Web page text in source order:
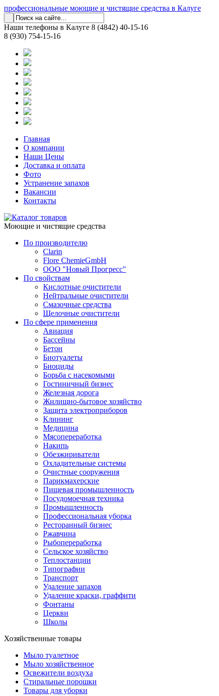
профессиональные моющие и чистящие средства в Калуге
Наши телефоны в Калуге 8 (4842) 40-15-16
8 (930) 754-15-16
Главная
О компании
Наши Цены
Доставка и оплата
Фото
Устранение запахов
Вакансии
Контакты
Моющие и чистящие средства
По производителю
Clarin
Flore ChemieGmbH
ООО "Новый Прогресс"
По свойствам
Кислотные очистители
Нейтральные очистители
Смазочные средства
Щелочные очистители
По сфере применения
Авиация
Бассейны
Бетон
Биотуалеты
Биоциды
Борьба с насекомыми
Гостиничный бизнес
Железная дорога
Жилищно-бытовое хозяйство
Защита электроприборов
Клининг
Медицина
Мясопереработка
Накипь
Обезжириватели
Охладительные системы
Очистные сооружения
Парикмахерские
Пищевая промышленность
Посудомоечная техника
Промышленность
Профессиональная уборка
Ресторанный бизнес
Ржавчина
Рыбопереработка
Сельское хозяйство
Теплостанции
Типографии
Транспорт
Удаление запахов
Удаление краски, граффити
Фонтаны
Церкви
Школы
Хозяйственные товары
Мыло туалетное
Мыло хозяйственное
Освежители воздуха
Стиральные порошки
Товары для уборки